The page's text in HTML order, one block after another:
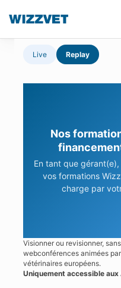
Live Replay
Notre équipe
demandes
En
Visionner ou revisionner,
webconférences animées
vétérinaires européens.
Uniquement accessible aux